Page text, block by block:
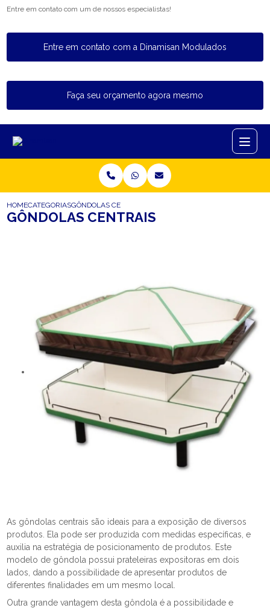
Entre em contato com um de nossos especialistas!
Entre em contato com a Dinamisan Modulados
Faça seu orçamento agora mesmo
HOMECATEGORIASGÔNDOLAS CENTRAIS
GÔNDOLAS CENTRAIS
As gôndolas centrais são ideais para a exposição de diversos
produtos. Ela pode ser produzida com medidas específicas, e
auxilia na estratégia de posicionamento de produtos. Este
modelo de gôndola possui prateleiras expositoras em dois
lados, dando a possibilidade de apresentar produtos de
diferentes finalidades em um mesmo local.
Outra grande vantagem desta gôndola é a possibilidade e